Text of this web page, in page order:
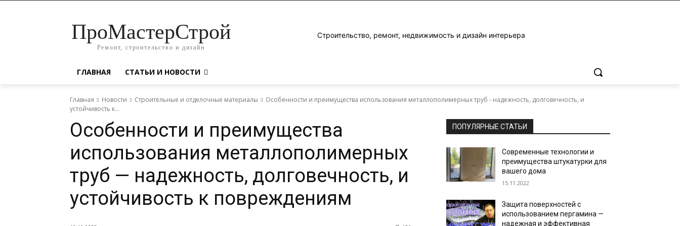
ПроМастерСтрой
Ремонт, строительство и дизайн
Строительство, ремонт, недвижимость и дизайн интерьера
ГЛАВНАЯ СТАТЬИ И НОВОСТИ
Главная Новости Строительные и отделочные материалы
Особенности и преимущества использования металлополимерных труб - надежность, долговечность, и
устойчивость к...
Особенности и преимущества
использования металлополимерных
труб — надежность, долговечность, и
устойчивость к повреждениям
ПОПУЛЯРНЫЕ СТАТЬИ
Современные технологии и
преимущества штукатурки для
вашего дома
15.11.2022
Защита поверхностей с
использованием пергамина —
надежная и эффективная